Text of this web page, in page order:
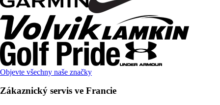
Objevte všechny naše značky
Zákaznický servis ve Francie